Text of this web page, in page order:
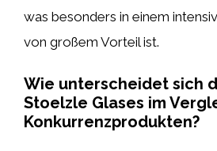
was besonders in einem
von großem Vorteil ist.
Wie unterscheidet sich
Stoelzle Glases im
Konkurrenzprodukten?